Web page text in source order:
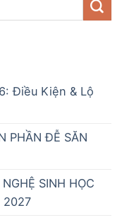
Điều Kiện & Lộ
PHẦN ĐỄ SĂN
SINH HỌC
2027